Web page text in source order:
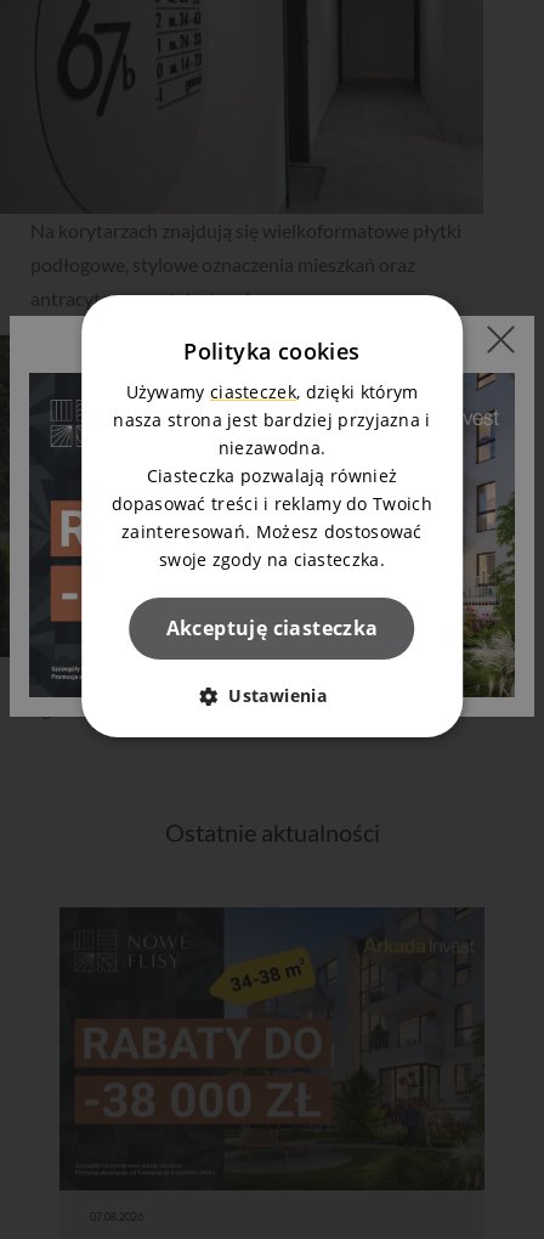
Na korytarzach znajdują się wielkoformatowe płytki
podłogowe, stylowe oznaczenia mieszkań oraz
antracytowe portale drzwiowe.
Alejka wyjściowa z klatki B wzdłuż przydomowych
ogródków.
Ostatnie aktualności
07.08.2026
Polityka cookies
Używamy ciasteczek, dzięki którym
nasza strona jest bardziej przyjazna i
niezawodna.
Ciasteczka pozwalają również
dopasować treści i reklamy do Twoich
zainteresowań. Możesz dostosować
swoje zgody na ciasteczka.
Akceptuję ciasteczka
Ustawienia